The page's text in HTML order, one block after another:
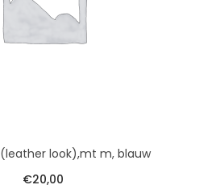
look),mt m, blauw
€20,00